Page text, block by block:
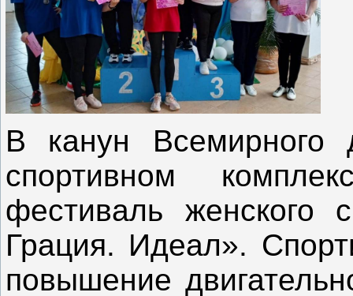
В канун Всемирного
спортивном
фестиваль женского
Грация. Идеал».
повышение